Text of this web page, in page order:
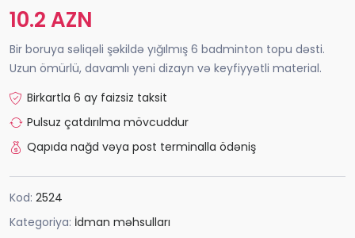
10.2 AZN
Bir boruya səliqəli şəkildə yığılmış 6 badminton topu dəsti.
Uzun ömürlü, davamlı yeni dizayn və keyfiyyətli material.
Birkartla 6 ay faizsiz taksit
Pulsuz çatdırılma mövcuddur
Qapıda nağd vəya post terminalla ödəniş
Kod: 2524
Kategoriya: İdman məhsulları